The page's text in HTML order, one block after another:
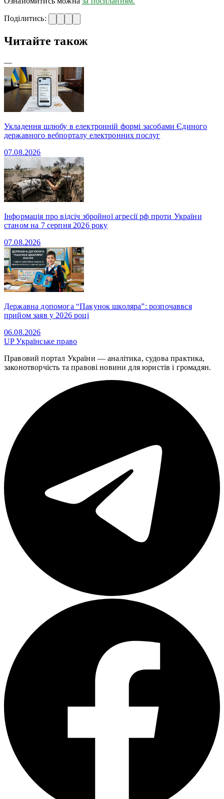
Поділитись:
Читайте також
—
Укладення шлюбу в електронній формі засобами Єдиного
державного вебпорталу електронних послуг
07.08.2026
Інформація про відсіч збройної агресії рф проти України
станом на 7 серпня 2026 року
07.08.2026
Державна допомога “Пакунок школяра”: розпочаввся
прийом заяв у 2026 році
06.08.2026
UPУкраїнське право
Правовий портал України — аналітика, судова практика,
законотворчість та правові новини для юристів і громадян.